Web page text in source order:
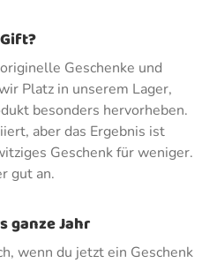
Geschenke und
Platz in unserem Lager,
besonders hervorheben.
aber das Ergebnis ist
Geschenk für weniger.
gut an.
ganze Jahr
wenn du jetzt ein Geschenk